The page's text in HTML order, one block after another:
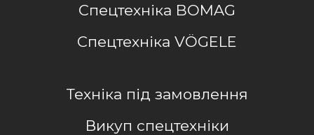
Спецтехніка BOMAG
Спецтехніка VÖGELE
Техніка під замовлення
Викуп спецтехніки